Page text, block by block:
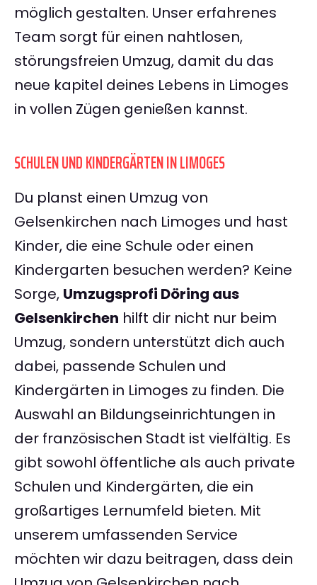
möglich gestalten. Unser erfahrenes
Team sorgt für einen nahtlosen,
störungsfreien Umzug, damit du das
neue kapitel deines Lebens in Limoges
in vollen Zügen genießen kannst.
SCHULEN UND KINDERGÄRTEN IN LIMOGES
Du planst einen Umzug von
Gelsenkirchen nach Limoges und hast
Kinder, die eine Schule oder einen
Kindergarten besuchen werden? Keine
Sorge, Umzugsprofi Döring aus
Gelsenkirchen hilft dir nicht nur beim
Umzug, sondern unterstützt dich auch
dabei, passende Schulen und
Kindergärten in Limoges zu finden. Die
Auswahl an Bildungseinrichtungen in
der französischen Stadt ist vielfältig. Es
gibt sowohl öffentliche als auch private
Schulen und Kindergärten, die ein
großartiges Lernumfeld bieten. Mit
unserem umfassenden Service
möchten wir dazu beitragen, dass dein